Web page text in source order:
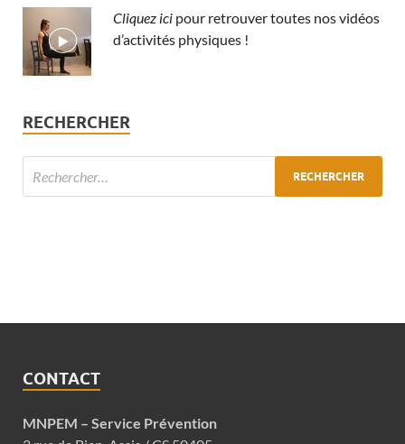
Cliquez ici pour retrouver toutes nos vidéos
d’activités physiques !
RECHERCHER
CONTACT
MNPEM – Service Prévention